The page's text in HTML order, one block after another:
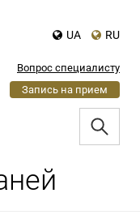
UA RU
Вопрос специалисту
Запись на прием